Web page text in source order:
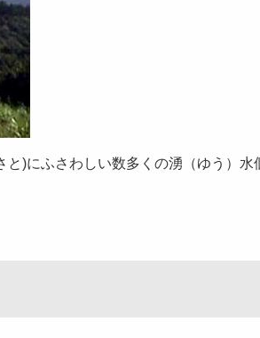
)にふさわしい数多くの湧（ゆう）水